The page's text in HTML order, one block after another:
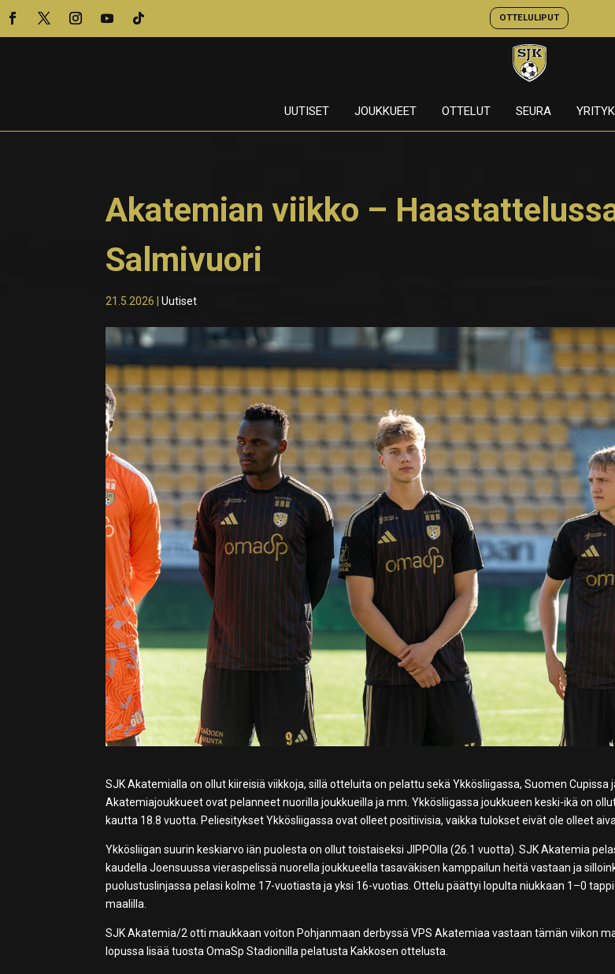
OTTELULIPUT
UUTISET JOUKKUEET OTTELUT SEURA
Akatemian viikko –
Salmivuori
21.5.2026 |Uutiset
SJK Akatemialla on ollut kiireisiä viikkoja, sillä otteluita on pelattu sekä Ykkösliigassa, Suomen Cupissa
Akatemiajoukkueet ovat pelanneet nuorilla joukkueilla ja mm. Ykkösliigassa joukkueen keski-ikä on
kautta 18.8 vuotta. Peliesitykset Ykkösliigassa ovat olleet positiivisia, vaikka tulokset eivät ole olleet
Ykkösliigan suurin keskiarvo iän puolesta on ollut toistaiseksi JIPPOlla (26.1 vuotta). SJK Akatemia
kaudella Joensuussa vieraspelissä nuorella joukkueella tasaväkisen kamppailun heitä vastaan ja
puolustuslinjassa pelasi kolme 17-vuotiasta ja yksi 16-vuotias. Ottelu päättyi lopulta niukkaan 1–0
maalilla.
SJK Akatemia/2 otti maukkaan voiton Pohjanmaan derbyssä VPS Akatemiaa vastaan tämän viikon
lopussa lisää tuosta OmaSp Stadionilla pelatusta Kakkosen ottelusta.